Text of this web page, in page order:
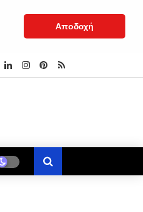
Αποδοχή
το Σαββατοκύριακο, 8 και 9